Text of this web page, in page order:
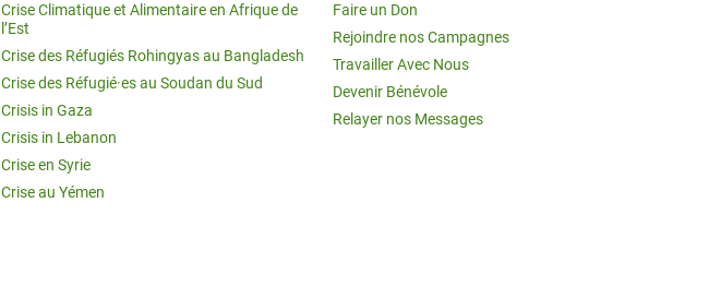
Crise Climatique et Alimentaire en Afrique de
l’Est
Crise des Réfugiés Rohingyas au Bangladesh
Crise des Réfugié·es au Soudan du Sud
Crisis in Gaza
Crisis in Lebanon
Crise en Syrie
Crise au Yémen
Faire un Don
Rejoindre nos Campagnes
Travailler Avec Nous
Devenir Bénévole
Relayer nos Messages